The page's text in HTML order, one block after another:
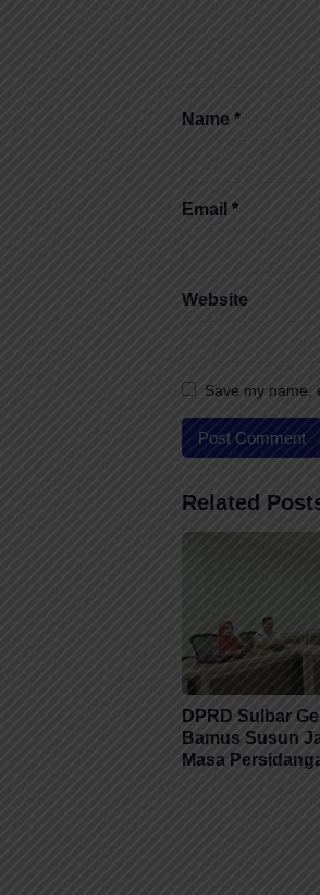
Name *
Email *
Website
Save my name,
Related
DPRD Sulbar
Bamus Susun
Masa